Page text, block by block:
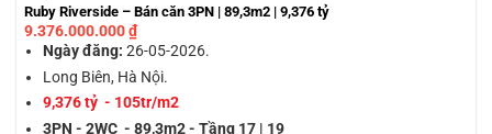
Ruby Riverside – Bán căn 3PN | 89,3m2 | 9,376 tỷ
9.376.000.000₫
Ngày đăng: 26-05-2026.
Long Biên, Hà Nội.
9,376 tỷ - 105tr/m2
3PN - 2WC - 89,3m2 - Tầng 17 | 19